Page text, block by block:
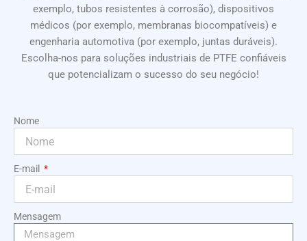
exemplo, tubos resistentes à corrosão), dispositivos
médicos (por exemplo, membranas biocompatíveis) e
engenharia automotiva (por exemplo, juntas duráveis).
Escolha-nos para soluções industriais de PTFE confiáveis
que potencializam o sucesso do seu negócio!
Nome
E-mail
Mensagem